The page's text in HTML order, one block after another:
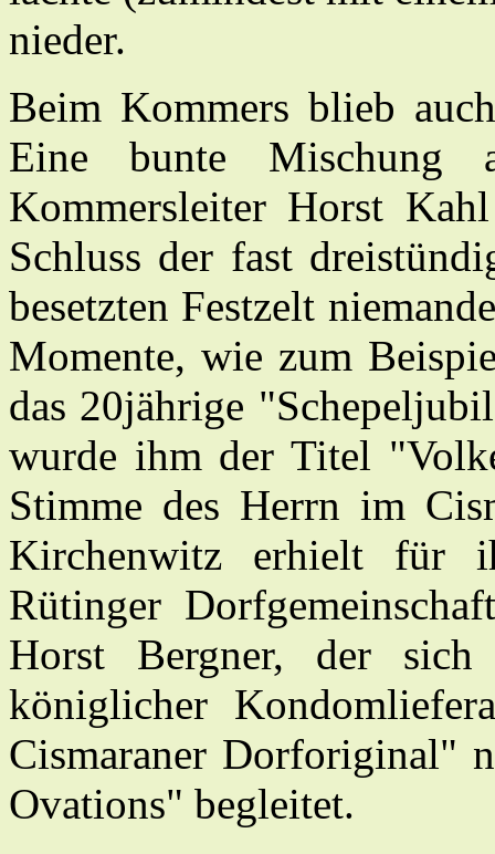
nieder.
Beim Kommers blieb
Eine bunte Mischung
Kommersleiter Horst
Schluss der fast
besetzten Festzelt
Momente, wie zum
das 20jährige
wurde ihm der Titel
Stimme des Herrn im
Kirchenwitz erhielt für
Rütinger
Horst Bergner, der
königlicher
Cismaraner Dorforiginal"
Ovations" begleitet.